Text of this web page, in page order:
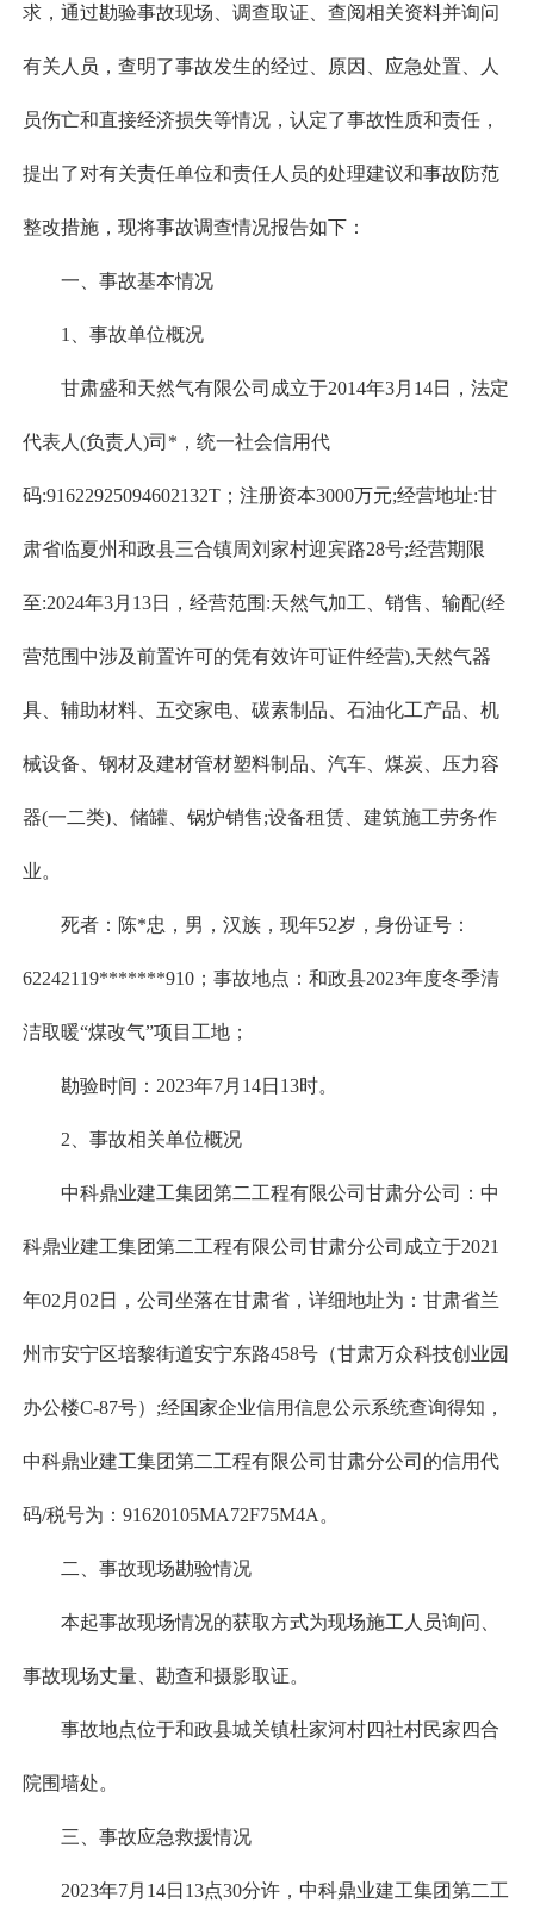
求，通过勘验事故现场、调查取证、查阅相关资料并询问
有关人员，查明了事故发生的经过、原因、应急处置、人
员伤亡和直接经济损失等情况，认定了事故性质和责任，
提出了对有关责任单位和责任人员的处理建议和事故防范
整改措施，现将事故调查情况报告如下：
一、事故基本情况
1、事故单位概况
甘肃盛和天然气有限公司成立于2014年3月14日，法定
代表人(负责人)司*，统一社会信用代
码:91622925094602132T；注册资本3000万元;经营地址:甘
肃省临夏州和政县三合镇周刘家村迎宾路28号;经营期限
至:2024年3月13日，经营范围:天然气加工、销售、输配(经
营范围中涉及前置许可的凭有效许可证件经营),天然气器
具、辅助材料、五交家电、碳素制品、石油化工产品、机
械设备、钢材及建材管材塑料制品、汽车、煤炭、压力容
器(一二类)、储罐、锅炉销售;设备租赁、建筑施工劳务作
业。
死者：陈*忠，男，汉族，现年52岁，身份证号：
62242119*******910；事故地点：和政县2023年度冬季清
洁取暖“煤改气”项目工地；
勘验时间：2023年7月14日13时。
2、事故相关单位概况
中科鼎业建工集团第二工程有限公司甘肃分公司：中
科鼎业建工集团第二工程有限公司甘肃分公司成立于2021
年02月02日，公司坐落在甘肃省，详细地址为：甘肃省兰
州市安宁区培黎街道安宁东路458号（甘肃万众科技创业园
办公楼C-87号）;经国家企业信用信息公示系统查询得知，
中科鼎业建工集团第二工程有限公司甘肃分公司的信用代
码/税号为：91620105MA72F75M4A。
二、事故现场勘验情况
本起事故现场情况的获取方式为现场施工人员询问、
事故现场丈量、勘查和摄影取证。
事故地点位于和政县城关镇杜家河村四社村民家四合
院围墙处。
三、事故应急救援情况
2023年7月14日13点30分许，中科鼎业建工集团第二工